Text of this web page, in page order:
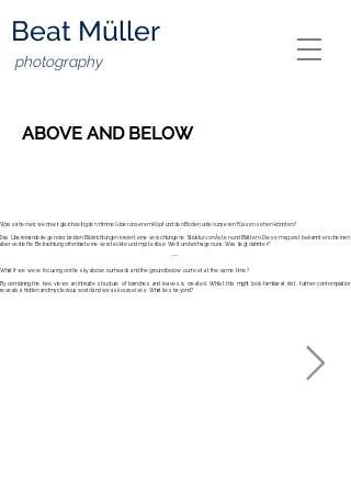
Beat Müller
photography
ABOVE AND BELOW
Was sähen wir, wenn wir gleichzeitig den Himmel über unserem Kopf und den Boden unter unseren Füssen sehen könnten?
Das Übereinanderlegen der beiden Blickrichtungen kreiert eine verschlungene Struktur von Ästen und Blättern. Diese mag erst bekannt erscheinen,
aber vertiefte Betrachtung offenbart eine versteckte und mysteriöse Welt und wir fragen uns: Was liegt dahinter?
***
What if we were focusing on the sky above our heads and the ground below our feet at the same time?
By combining the two views an intricate structure of branches and leaves is created. Whilst this might look familiar at first, further contemplation
reveals a hidden and mysterious world and we ask ourselves: What lies beyond?